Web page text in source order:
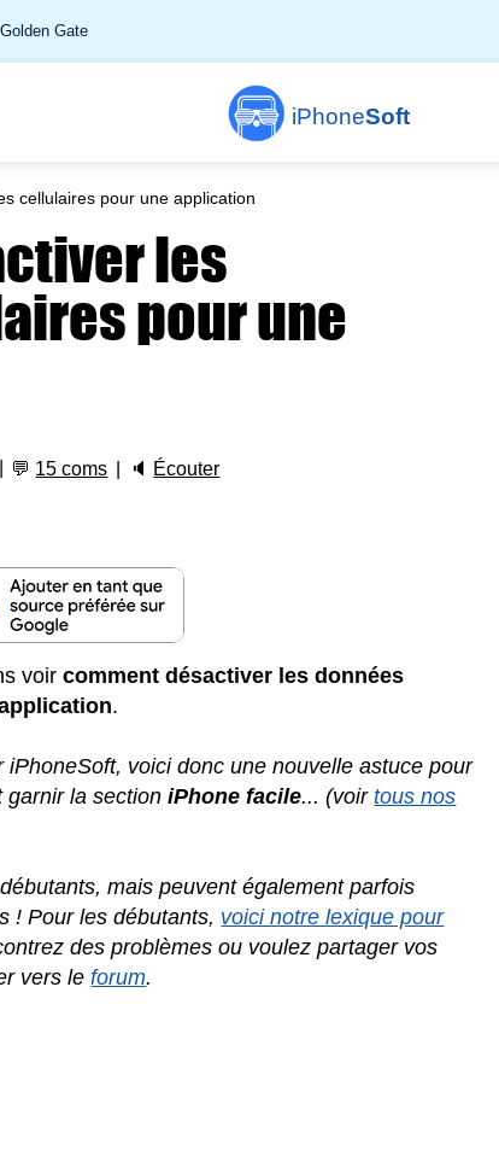
Gate
iPhoneSoft
cellulaires pour une application
les
pour une
💬 15 coms 🔈 Écouter
voircomment désactiver les données
.
iPhoneSoft, voici donc une nouvelle astuce pour
garnir la sectioniPhone facile... (voirtous nos
mais peuvent également parfois
! Pour les débutants, voici notre lexique pour
des problèmes ou voulez partager vos
vers leforum.